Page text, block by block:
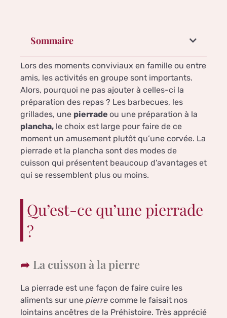
Sommaire
Lors des moments conviviaux en famille ou entre
amis, les activités en groupe sont importants.
Alors, pourquoi ne pas ajouter à celles-ci la
préparation des repas ? Les barbecues, les
grillades, une pierrade ou une préparation à la
plancha, le choix est large pour faire de ce
moment un amusement plutôt qu’une corvée. La
pierrade et la plancha sont des modes de
cuisson qui présentent beaucoup d’avantages et
qui se ressemblent plus ou moins.
Qu’est-ce qu’une pierrade
?
La cuisson à la pierre
La pierrade est une façon de faire cuire les
aliments sur une pierre comme le faisait nos
lointains ancêtres de la Préhistoire. Très apprécié